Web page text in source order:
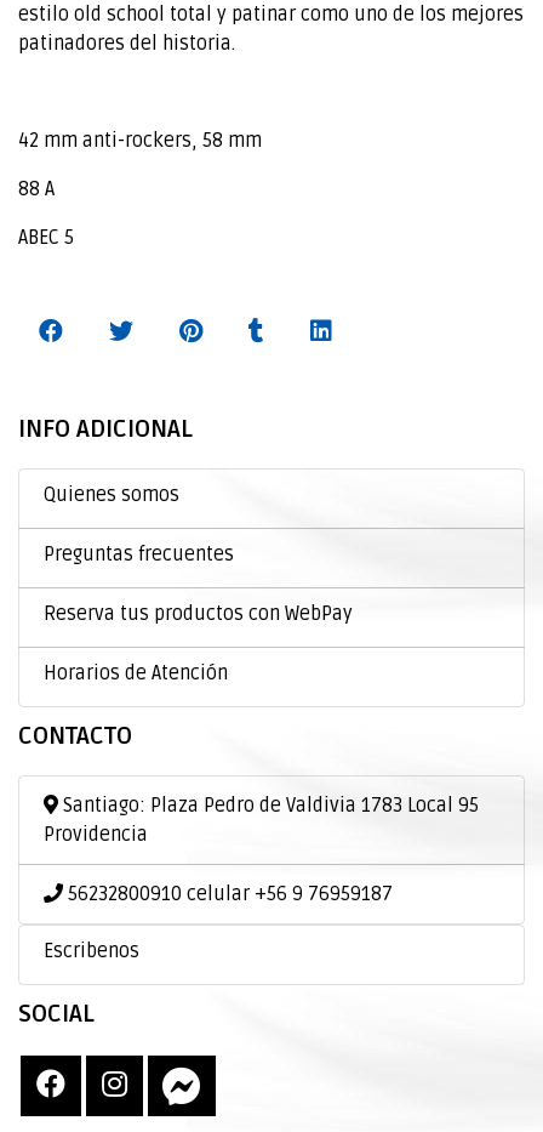
estilo old school total y patinar como uno de los mejores
patinadores del historia.
42 mm anti-rockers, 58 mm
88 A
ABEC 5
INFO ADICIONAL
Quienes somos
Preguntas frecuentes
Reserva tus productos con WebPay
Horarios de Atención
CONTACTO
Santiago: Plaza Pedro de Valdivia 1783 Local 95
Providencia
56232800910 celular +56 9 76959187
Escribenos
SOCIAL